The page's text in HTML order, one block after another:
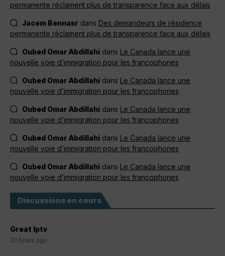
permanente réclament plus de transparence face aux délais
Jacem Bennasr dans Des demandeurs de résidence
permanente réclament plus de transparence face aux délais
Oubed Omar Abdillahi dans Le Canada lance une
nouvelle voie d’immigration pour les francophones
Oubed Omar Abdillahi dans Le Canada lance une
nouvelle voie d’immigration pour les francophones
Oubed Omar Abdillahi dans Le Canada lance une
nouvelle voie d’immigration pour les francophones
Oubed Omar Abdillahi dans Le Canada lance une
nouvelle voie d’immigration pour les francophones
Oubed Omar Abdillahi dans Le Canada lance une
nouvelle voie d’immigration pour les francophones
Discussions en cours
Great Iptv
23 hours ago